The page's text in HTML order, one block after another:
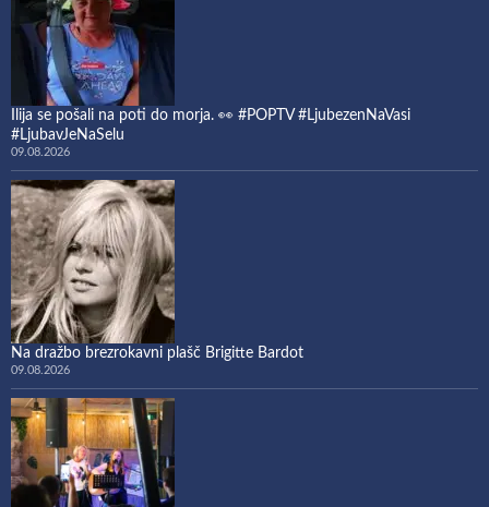
Ilija se pošali na poti do morja. 👀 #POPTV #LjubezenNaVasi
#LjubavJeNaSelu
09.08.2026
Na dražbo brezrokavni plašč Brigitte Bardot
09.08.2026